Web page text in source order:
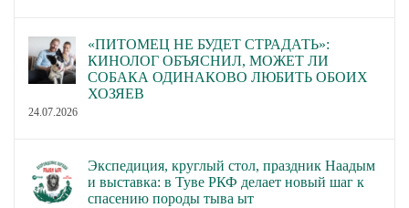
«ПИТОМЕЦ НЕ БУДЕТ СТРАДАТЬ»:
КИНОЛОГ ОБЪЯСНИЛ, МОЖЕТ ЛИ
СОБАКА ОДИНАКОВО ЛЮБИТЬ ОБОИХ
ХОЗЯЕВ
24.07.2026
Экспедиция, круглый стол, праздник Наадым
и выставка: в Туве РКФ делает новый шаг к
спасению породы тыва ыт